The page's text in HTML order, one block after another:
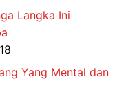
Langka Ini
Yang Mental dan